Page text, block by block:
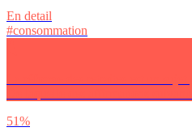
En detail
#consommation
51%